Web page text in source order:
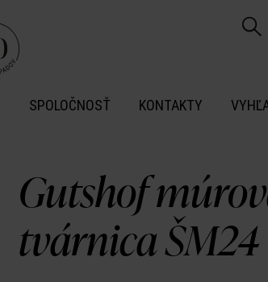
SPOLOČNOSŤ KONTAKTY
Gutshof
tvárnica